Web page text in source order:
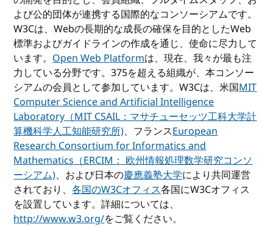
よび公的団体が連携する国際的なコンソーシアムです。
W3Cは、Webの長期的な成長の確保を目的としたWeb
標準およびガイドラインの作成を通じ、使命に尽力して
います。Open Web Platformは、現在、我々が最も注
力している分野です。375を超える組織が、本コンソー
シアムの会員として参加しています。W3Cは、米国MIT
Computer Science and Artificial Intelligence
Laboratory（MIT CSAIL：マサチューセッツ工科大学計
算機科学人工知能研究所)、フランスEuropean
Research Consortium for Informatics and
Mathematics（ERCIM： 欧州情報処理数学研究コンソ
ーシアム)、および日本の慶應義塾大学により共同運営
されており、各国のW3Cオフィス各国にW3Cオフィス
を設置しています。詳細については、
http://www.w3.org/をご覧ください。